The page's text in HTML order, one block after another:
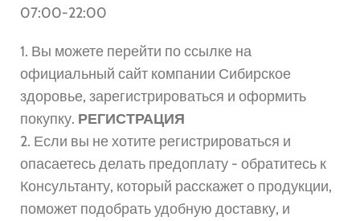
07:00-22:00
1. Вы можете перейти по ссылке на
официальный сайт компании Сибирское
здоровье, зарегистрироваться и оформить
покупку. РЕГИСТРАЦИЯ
2. Если вы не хотите регистрироваться и
опасаетесь делать предоплату - обратитесь к
Консультанту, который расскажет о продукции,
поможет подобрать удобную доставку, и